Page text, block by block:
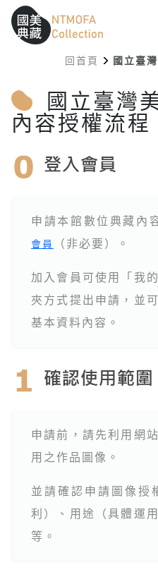
跳到中間主要內容區
網站導覽
:::
:::
回首頁 國立臺
國立臺灣
內容授權流程
申請本館數位典藏內
會員
（非必要）。
加入會員可使用「我
夾方式提出申請，並
基本資料內容。
申請前，請先利用網
用之作品圖像。
並請確認申請圖像
利）、用途（具體運
等。